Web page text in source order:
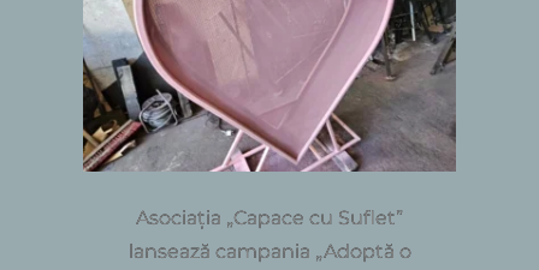
Asociația „Capace cu Suflet”
lansează campania „Adoptă o